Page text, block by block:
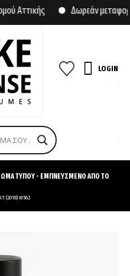
Αττικής Δωρεάν
LOGIN
ΤΥΠΟΥ - ΕΜΠΝΕΥΣΜΕΝΟ ΑΠΟ ΤΟ
(2018) W562